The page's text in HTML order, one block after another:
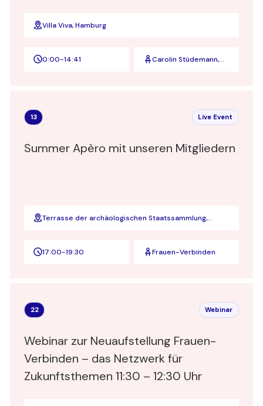
Villa Viva, Hamburg
0:00-14:41
Carolin Stüdemann,
13 Live Event
Summer Apèro mit unseren Mitgliedern
Terrasse der archäologischen Staatssammlung,
17:00-19:30 Frauen-Verbinden
22 Webinar
Webinar zur Neuaufstellung Frauen-
Verbinden – das Netzwerk für
Zukunftsthemen 11:30 – 12:30 Uhr